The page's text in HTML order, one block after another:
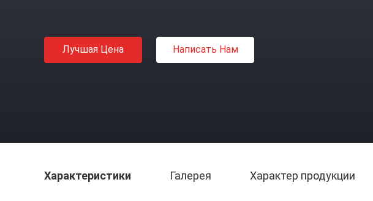
Лучшая Цена Написать Нам
Характеристики Галерея Характер продукции